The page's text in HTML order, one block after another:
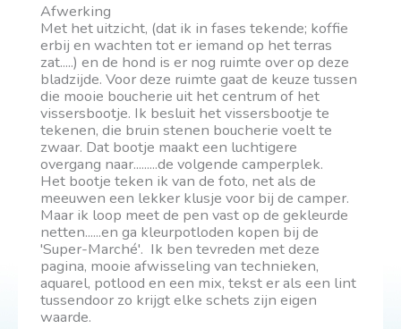
Afwerking
Met het uitzicht, (dat ik in fases tekende; koffie
erbij en wachten tot er iemand op het terras
zat.....) en de hond is er nog ruimte over op deze
bladzijde. Voor deze ruimte gaat de keuze tussen
die mooie boucherie uit het centrum of het
vissersbootje. Ik besluit het vissersbootje te
tekenen, die bruin stenen boucherie voelt te
zwaar. Dat bootje maakt een luchtigere
overgang naar.........de volgende camperplek.
Het bootje teken ik van de foto, net als de
meeuwen een lekker klusje voor bij de camper.
Maar ik loop meet de pen vast op de gekleurde
netten......en ga kleurpotloden kopen bij de
'Super-Marché'. Ik ben tevreden met deze
pagina, mooie afwisseling van technieken,
aquarel, potlood en een mix, tekst er als een lint
tussendoor zo krijgt elke schets zijn eigen
waarde.